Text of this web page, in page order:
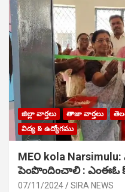
జిల్లా వార్తలు తాజా వార్తలు
విద్య & ఉద్యోగము
MEO kola
పెంపొందించాలి : ఎంఈఓ
07/11/2024 SIRA NEWS